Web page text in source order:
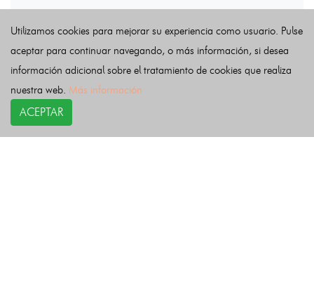
Últimas noticias
Utilizamos cookies para mejorar su experiencia como usuario. Pulse
aceptar para continuar navegando, o más información, si desea
información adicional sobre el tratamiento de cookies que realiza
nuestra web. Más información
ACEPTAR